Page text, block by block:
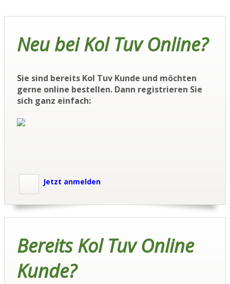
Neu bei Kol Tuv Online?
Sie sind bereits Kol Tuv Kunde und möchten
gerne online bestellen. Dann registrieren Sie
sich ganz einfach:
Jetzt anmelden
Bereits Kol Tuv Online
Kunde?